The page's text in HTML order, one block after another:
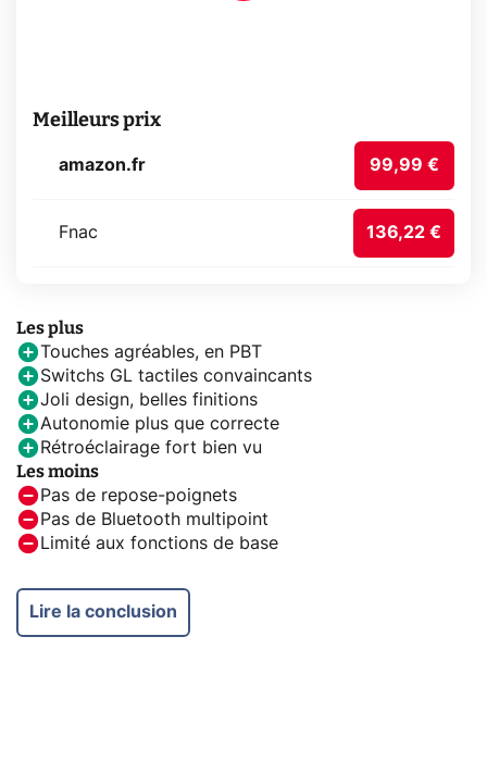
Meilleurs prix
amazon.fr 99,99 €
Fnac 136,22 €
Les plus
Touches agréables, en PBT
Switchs GL tactiles convaincants
Joli design, belles finitions
Autonomie plus que correcte
Rétroéclairage fort bien vu
Les moins
Pas de repose-poignets
Pas de Bluetooth multipoint
Limité aux fonctions de base
Lire la conclusion